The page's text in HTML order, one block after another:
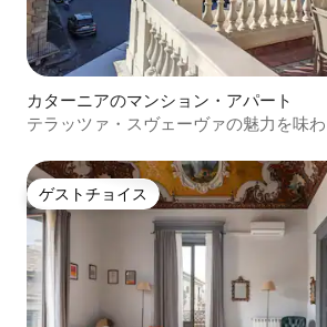
カターニアのマンション・アパート
テラッツァ・スヴェーヴァの魅力を味
ゲストチョイス
ゲストチョイス